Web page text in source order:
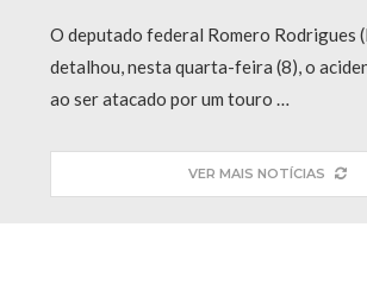
O deputado federal Romero Rodrigues
detalhou, nesta quarta-feira (8), o
ao ser atacado por um touro …
VER MAIS NOTÍCIAS